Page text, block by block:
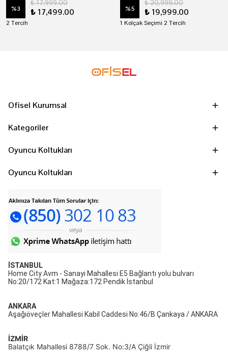
%3
₺ 17,999.00
₺ 17,499.00
2 Tercih
%5
₺ 20,999.00
₺ 19,999.00
1 Kolçak Seçimi 2 Tercih
Ofisel Kurumsal
Kategoriler
Oyuncu Koltukları
Oyuncu Koltukları
İSTANBUL
Home City Avm - Sanayi Mahallesi E5 Bağlantı yolu bulvarı
No:20/172 Kat:1 Mağaza:172 Pendik İstanbul
ANKARA
Aşağıöveçler Mahallesi Kabil Caddesi No:46/B Çankaya / ANKARA
İZMİR
Balatçık Mahallesi 8788/7 Sok. No:3/A Çiğli İzmir